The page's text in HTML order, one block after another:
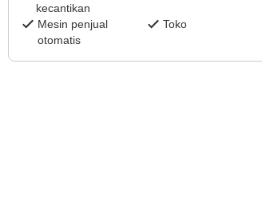
kecantikan
Mesin penjual
otomatis
Toko